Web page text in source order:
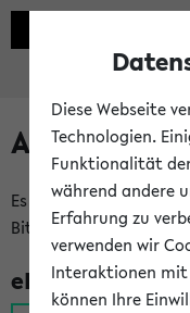
Anmeldung
Es gibt mehrere
Bitte wählen Sie die
eKVV für
Diese Webseite
Technologien.
Funktionalität
während andere
Erfahrung zu
verwenden wir
Interaktionen mit
können Ihre